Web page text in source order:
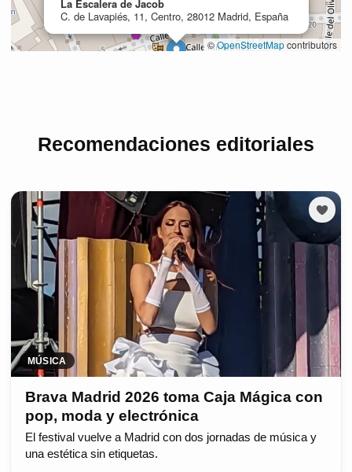
Recomendaciones editoriales
MÚSICA
Brava Madrid 2026 toma Caja Mágica con
pop, moda y electrónica
El festival vuelve a Madrid con dos jornadas de música y
una estética sin etiquetas.